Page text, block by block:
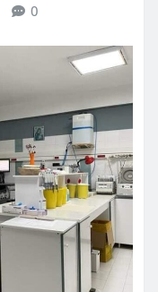
0